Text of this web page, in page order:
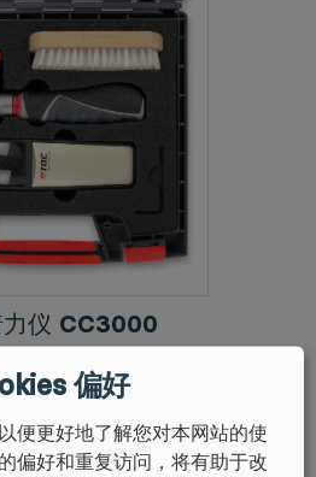
力仪 CC3000
偏好
便更好地了解您对本网站的使
偏好和重复访问，将有助于改